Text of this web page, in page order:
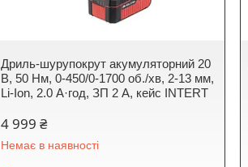
Дриль-шурупокрут акумуляторний 20
В, 50 Нм, 0-450/0-1700 об./хв, 2-13 мм,
Li-Ion, 2.0 А·год, ЗП 2 А, кейс INTERT
4 999 ₴
Немає в наявності